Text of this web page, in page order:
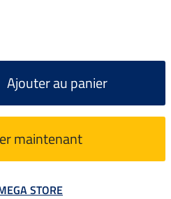
Ajouter au panier
maintenant
STORE